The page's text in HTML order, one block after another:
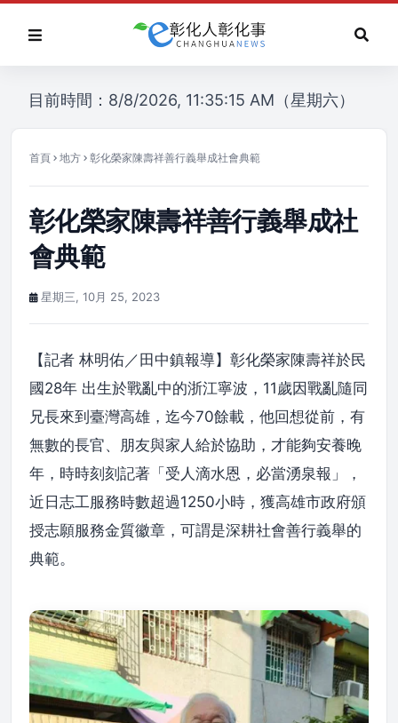
目前時間：8/8/2026, 11:35:15 AM（星期六）
首頁 地方 彰化榮家陳壽祥善行義舉成社會典範
彰化榮家陳壽祥善行義舉成社
會典範
星期三, 10月 25, 2023
【記者 林明佑／田中鎮報導】彰化榮家陳壽祥於民
國28年 出生於戰亂中的浙江寧波，11歲因戰亂隨同
兄長來到臺灣高雄，迄今70餘載，他回想從前，有
無數的長官、朋友與家人給於協助，才能夠安養晚
年，時時刻刻記著「受人滴水恩，必當湧泉報」，
近日志工服務時數超過1250小時，獲高雄市政府頒
授志願服務金質徽章，可謂是深耕社會善行義舉的
典範。